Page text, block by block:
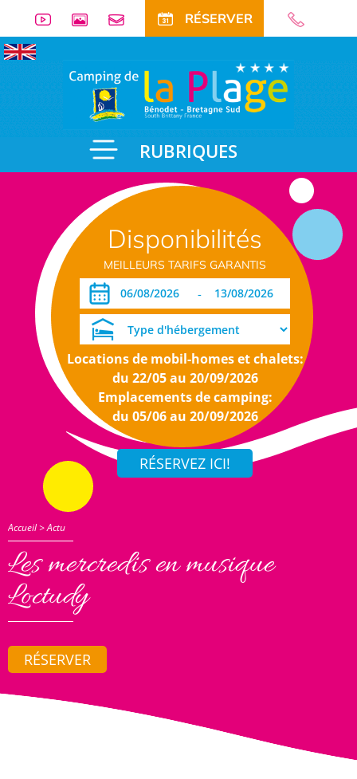
RÉSERVER
RUBRIQUES
Disponibilités
MEILLEURS TARIFS GARANTIS
-
Locations de mobil-homes et chalets:
du 22/05 au 20/09/2026
Emplacements de camping:
du 05/06 au 20/09/2026
Accueil>Actu
Les mercredis en musique
Loctudy
RÉSERVER